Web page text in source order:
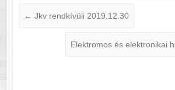
← Jkv rendkívüli 2019.12.30
Elektromos és elektronikai